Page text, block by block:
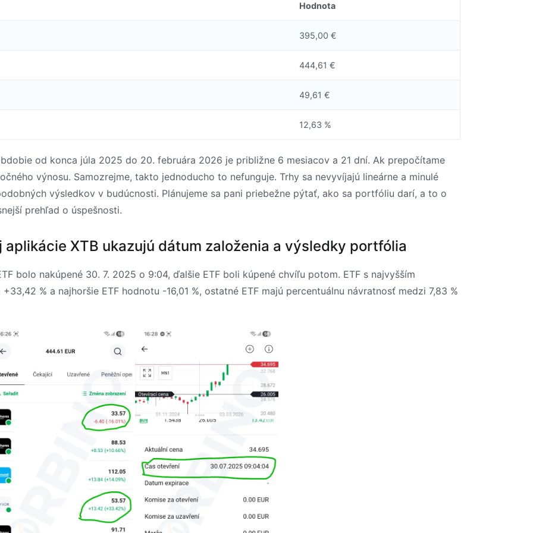
Hodnota
395,00 €
444,61 €
49,61 €
12,63 %
od konca júla 2025 do 20. februára 2026 je približne 6 mesiacov a 21 dní. Ak prepočítame
výnosu. Samozrejme, takto jednoducho to nefunguje. Trhy sa nevyvíjajú lineárne a minulé
výsledkov v budúcnosti. Plánujeme sa pani priebežne pýtať, ako sa portfóliu darí, a to o
prehľad o úspešnosti.
XTB ukazujú dátum založenia a výsledky portfólia
bolo nakúpené 30. 7. 2025 o 9:04, ďalšie ETF boli kúpené chvíľu potom. ETF s najvyšším
% a najhoršie ETF hodnotu -16,01 %, ostatné ETF majú percentuálnu návratnosť medzi 7,83 %